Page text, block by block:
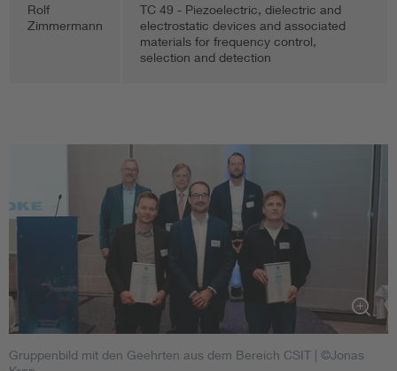
Rolf
Zimmermann
TC 49 - Piezoelectric, dielectric and
electrostatic devices and associated
materials for frequency control,
selection and detection
Gruppenbild mit den Geehrten aus dem Bereich CSIT | ©Jonas